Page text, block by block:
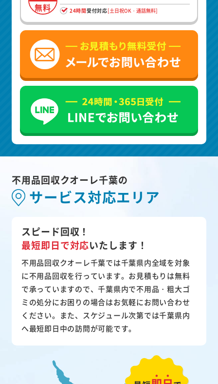
無料 24時間受付対応[土日祝OK・通話無料]
不用品回収クオーレ千葉の
サービス対応エリア
スピード回収！
最短即日で対応いたします！
不用品回収クオーレ千葉では千葉県内全域を対象
に不用品回収を行っています。お見積もりは無料
で承っていますので、千葉県内で不用品・粗大ゴ
ミの処分にお困りの場合はお気軽にお問い合わせ
ください。また、スケジュール次第では千葉県内
へ最短即日中の訪問が可能です。